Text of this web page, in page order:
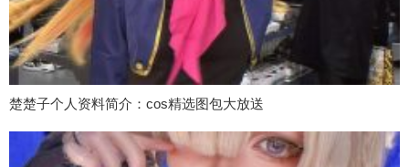
楚楚子个人资料简介：cos精选图包大放送